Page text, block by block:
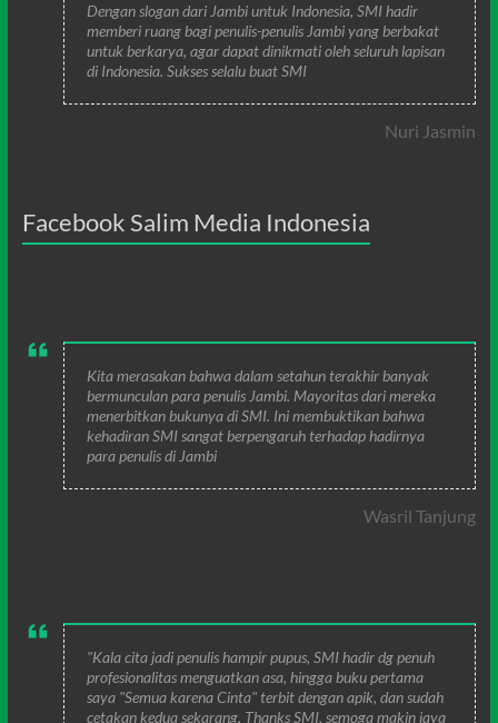
Dengan slogan dari Jambi untuk Indonesia, SMI hadir
memberi ruang bagi penulis-penulis Jambi yang berbakat
untuk berkarya, agar dapat dinikmati oleh seluruh lapisan
di Indonesia. Sukses selalu buat SMI
Nuri Jasmin
Facebook Salim Media Indonesia
Kita merasakan bahwa dalam setahun terakhir banyak
bermunculan para penulis Jambi. Mayoritas dari mereka
menerbitkan bukunya di SMI. Ini membuktikan bahwa
kehadiran SMI sangat berpengaruh terhadap hadirnya
para penulis di Jambi
Wasril Tanjung
"Kala cita jadi penulis hampir pupus, SMI hadir dg penuh
profesionalitas menguatkan asa, hingga buku pertama
saya "Semua karena Cinta" terbit dengan apik, dan sudah
cetakan kedua sekarang. Thanks SMI, semoga makin jaya